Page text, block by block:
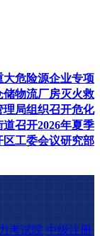
危险源企业专项
储物流厂房灭火救
局组织召开危化
召开2026年夏季
区工委会议研究部
考试院 中级注册